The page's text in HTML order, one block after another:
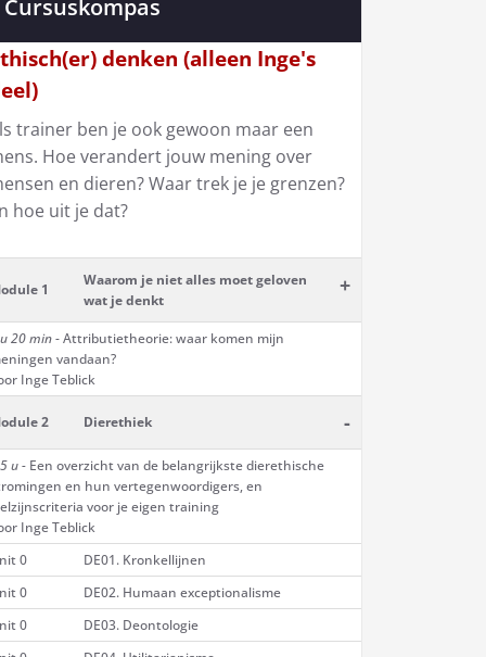
Cursuskompas
denken (alleen Inge's
trainer ben je ook gewoon maar een
Hoe verandert jouw mening over
en dieren? Waar trek je je grenzen?
hoe uit je dat?
1
Waarom je niet alles moet geloven
wat je denkt
+
20 min- Attributietheorie: waar komen mijn
vandaan?
Inge Teblick
2 Dierethiek -
u - Een overzicht van de belangrijkste dierethische
en hun vertegenwoordigers, en
voor je eigen training
Inge Teblick
0
DE01. Kronkellijnen
0
DE02. Humaan exceptionalisme
0
DE03. Deontologie